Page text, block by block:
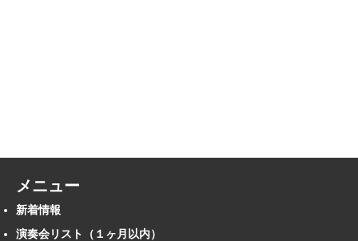
メニュー
新着情報
演奏会リスト（１ヶ月以内）